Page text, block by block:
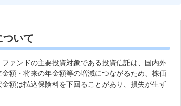
ついて
ァンドの主要投資対象である投資信託は、国内外
額・将来の年金額等の増減につながるため、株価
額は払込保険料を下回ることがあり、損失が生ず